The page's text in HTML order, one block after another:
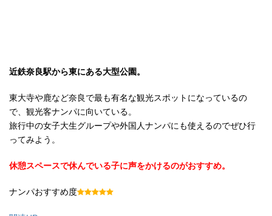
近鉄奈良駅から東にある大型公園。
東大寺や鹿など奈良で最も有名な観光スポットになっているの
で、観光客ナンパに向いている。
旅行中の女子大生グループや外国人ナンパにも使えるのでぜひ行
ってみよう。
休憩スペースで休んでいる子に声をかけるのがおすすめ。
ナンパおすすめ度